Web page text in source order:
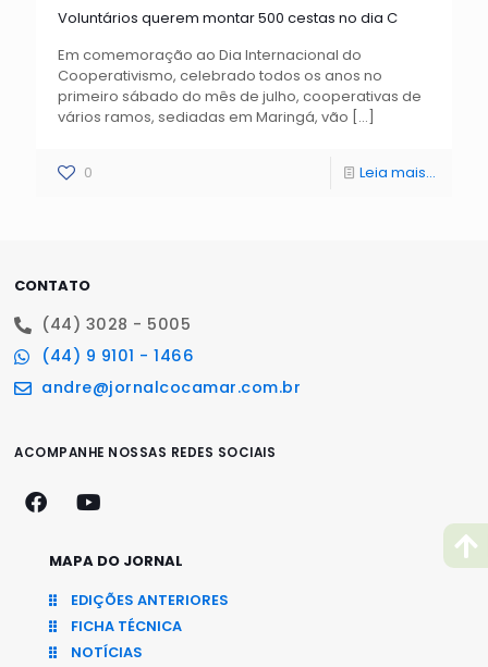
Voluntários querem montar 500 cestas no dia C
Em comemoração ao Dia Internacional do
Cooperativismo, celebrado todos os anos no
primeiro sábado do mês de julho, cooperativas de
vários ramos, sediadas em Maringá, vão […]
0 Leia mais...
CONTATO
(44) 3028 - 5005
(44) 9 9101 - 1466
andre@jornalcocamar.com.br
ACOMPANHE NOSSAS REDES SOCIAIS
MAPA DO JORNAL
EDIÇÕES ANTERIORES
FICHA TÉCNICA
NOTÍCIAS